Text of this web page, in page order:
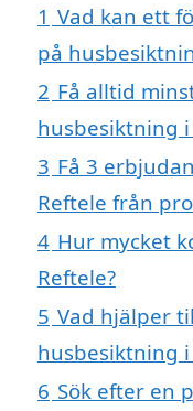
1 Vad kan ett
på
2 Få alltid
husbesiktning i
3 Få 3
Reftele från
4 Hur mycket
Reftele?
5 Vad hjälper
husbesiktning i
6 Sök efter en